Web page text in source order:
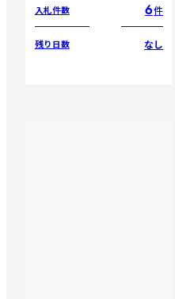
入札件数 6件
残り日数 なし